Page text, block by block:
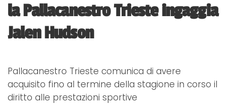
la Pallacanestro Trieste ingaggia
Jalen Hudson
Pallacanestro Trieste comunica di avere
acquisito fino al termine della stagione in corso il
diritto alle prestazioni sportive